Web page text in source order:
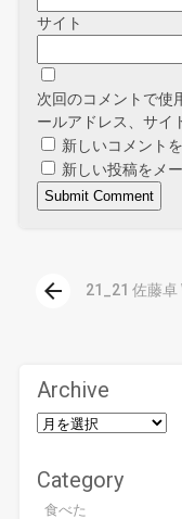
サイト
次回のコメントで使
ールアドレス、サイ
新しいコメント
新しい投稿をメ
arrow_back 21_21 佐藤卓
Archive
Category
食べた